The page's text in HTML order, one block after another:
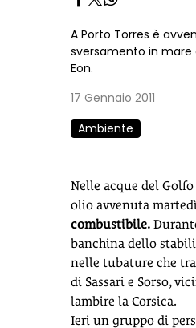
A Porto Torres è
sversamento in mare
Eon.
17 Gennaio 2011
Ambiente
Nelle acque del
olio avvenuta
combustibile.
banchina dello
nelle tubature che
di Sassari e Sorso,
lambire la Corsica.
Ieri un gruppo di